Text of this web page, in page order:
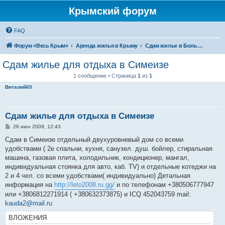
Крымский форум
FAQ
Форум «Весь Крым» Аренда жилья в Крыму Сдам жилье в Большой Ялте - аренда жилья от хозяев
Сдам жилье для отдыха в Симеизе
1 сообщение • Страница 1 из 1
Виталий65
Сдам жилье для отдыха в Симеизе
С
о
б
щ
е
и
е
26 июн 2009, 12:43
Сдам в Симеизе отдельный двухуровневый дом со всеми
удобствами ( 2е спальни, кухня, санузел. душ. бойлер, стиральная
машина, газовая плита, холодильник, кондиционер, мангал,
индивидуальная стоянка для авто, каб. TV) и отдельные котеджи на
2 и 4 чел. со всеми удобствами( индивидуально) Детальная
информация на http://leto2008.ru.gg/ и по телефонам +380506777947
или +3806812271914 ( +380632373875) и ICQ 452043759 mail:
kauda2@mail.ru
ВЛОЖЕНИЯ